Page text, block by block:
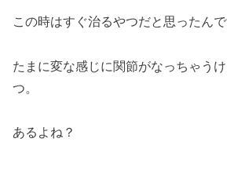
この時はすぐ治るやつだと思ったんで
たまに変な感じに関節がなっちゃう
つ。
あるよね？